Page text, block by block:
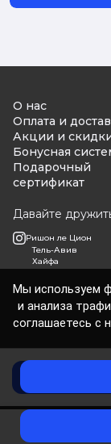
О нас
Оплата и
Акции и
Бонусная
Подарочный
сертификат
Давайте
Ришон ле Цион
Тель-Авив
Хайфа
Мы используем
и анализа
соглашаетесь с